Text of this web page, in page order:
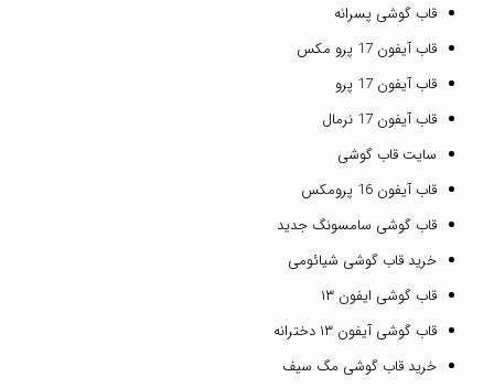
قاب گوشی پسرانه
قاب آیفون 17 پرو مکس
قاب آیفون 17 پرو
قاب آیفون 17 نرمال
سایت قاب گوشی
قاب آیفون 16 پرومکس
قاب گوشی سامسونگ جدید
خرید قاب گوشی شیائومی
قاب گوشی ایفون ۱۳
قاب گوشی آیفون ۱۳ دخترانه
خرید قاب گوشی مگ سیف